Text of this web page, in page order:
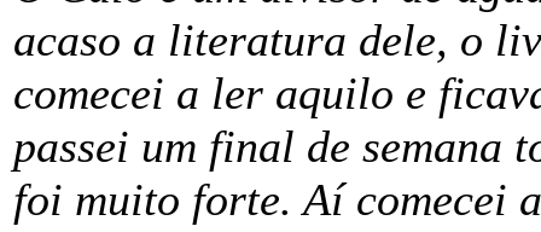
acaso a literatura dele, o
comecei a ler aquilo e
passei um final de semana
foi muito forte. Aí comecei